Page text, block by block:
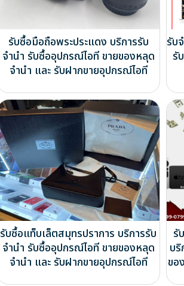
รับซื้อมือถือพระประแดง บริการรับ
จำนำ รับซื้ออุปกรณ์ไอที ขายของหลุด
จำนำ และ รับฝากขายอุปกรณ์ไอที
รับ
รั
รับซื้อแท็บเล็ตสมุทรปราการ บริการรับ
จำนำ รับซื้ออุปกรณ์ไอที ขายของหลุด
จำนำ และ รับฝากขายอุปกรณ์ไอที
รั
บ
ขอ